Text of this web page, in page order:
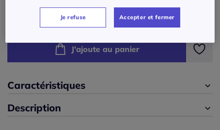
En stock
44 -épuisé
46 - épuisé
ou 3 fois 36,34 € sans frais ?
J'ajoute au panier
Caractéristiques
Description
Je refuse Accepter et fermer